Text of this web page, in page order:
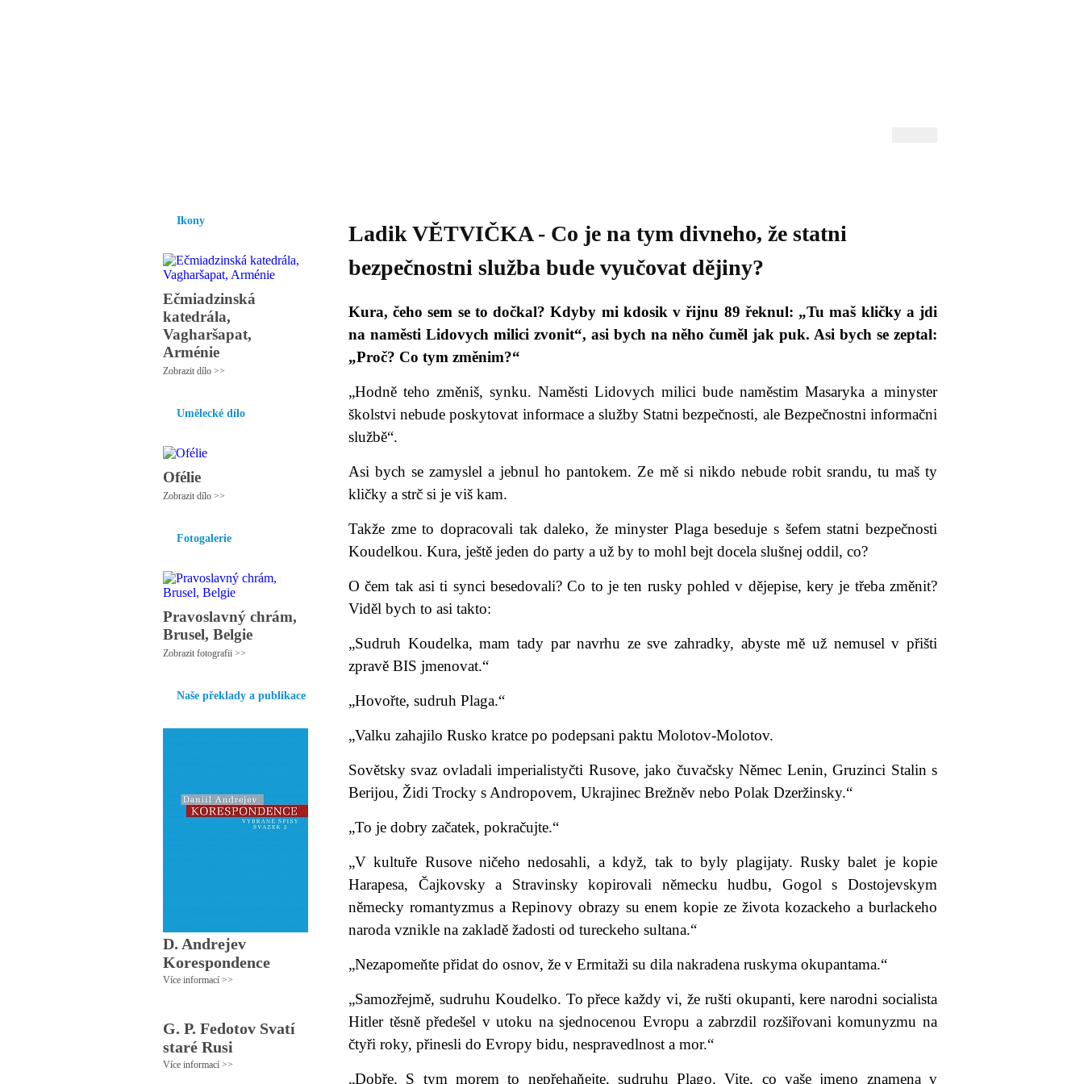
Ikony
Ečmiadzinská
katedrála,
Vagharšapat,
Arménie
Zobrazit dílo >>
Umělecké dílo
Ofélie
Zobrazit dílo >>
Fotogalerie
Pravoslavný chrám,
Brusel, Belgie
Zobrazit fotografii >>
Naše překlady a publikace
D. Andrejev
Korespondence
Více informací >>
G. P. Fedotov Svatí
staré Rusi
Více informací >>
Ladik VĚTVIČKA - Co je na tym divneho, že statni
bezpečnostni služba bude vyučovat dějiny?
Kura, čeho sem se to dočkal? Kdyby mi kdosik v řijnu 89 řeknul: „Tu maš kličky a jdi
na naměsti Lidovych milici zvonit“, asi bych na něho čuměl jak puk. Asi bych se zeptal:
„Proč? Co tym změnim?“
„Hodně teho změniš, synku. Naměsti Lidovych milici bude naměstim Masaryka a minyster
školstvi nebude poskytovat informace a služby Statni bezpečnosti, ale Bezpečnostni informačni
službě“.
Asi bych se zamyslel a jebnul ho pantokem. Ze mě si nikdo nebude robit srandu, tu maš ty
kličky a strč si je viš kam.
Takže zme to dopracovali tak daleko, že minyster Plaga beseduje s šefem statni bezpečnosti
Koudelkou. Kura, ještě jeden do party a už by to mohl bejt docela slušnej oddil, co?
O čem tak asi ti synci besedovali? Co to je ten rusky pohled v dějepise, kery je třeba změnit?
Viděl bych to asi takto:
„Sudruh Koudelka, mam tady par navrhu ze sve zahradky, abyste mě už nemusel v přišti
zpravě BIS jmenovat.“
„Hovořte, sudruh Plaga.“
„Valku zahajilo Rusko kratce po podepsani paktu Molotov-Molotov.
Sovětsky svaz ovladali imperialistyčti Rusove, jako čuvačsky Němec Lenin, Gruzinci Stalin s
Berijou, Židi Trocky s Andropovem, Ukrajinec Brežněv nebo Polak Dzeržinsky.“
„To je dobry začatek, pokračujte.“
„V kultuře Rusove ničeho nedosahli, a když, tak to byly plagijaty. Rusky balet je kopie
Harapesa, Čajkovsky a Stravinsky kopirovali německu hudbu, Gogol s Dostojevskym
německy romantyzmus a Repinovy obrazy su enem kopie ze života kozackeho a burlackeho
naroda vznikle na zakladě žadosti od tureckeho sultana.“
„Nezapomeňte přidat do osnov, že v Ermitaži su dila nakradena ruskyma okupantama.“
„Samozřejmě, sudruhu Koudelko. To přece každy vi, že rušti okupanti, kere narodni socialista
Hitler těsně předešel v utoku na sjednocenou Evropu a zabrzdil rozšiřovani komunyzmu na
čtyři roky, přinesli do Evropy bidu, nespravedlnost a mor.“
„Dobře. S tym morem to nepřehaňejte, sudruhu Plago. Vite, co vaše jmeno znamena v